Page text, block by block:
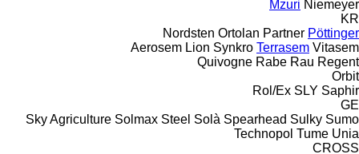
Mzuri Niemeyer
KR
Nordsten Ortolan Partner Pöttinger
Aerosem Lion Synkro Terrasem Vitasem
Quivogne Rabe Rau Regent
Orbit
Rol/Ex SLY Saphir
GE
Sky Agriculture Solmax Steel Solà Spearhead Sulky Sumo
Technopol Tume Unia
CROSS